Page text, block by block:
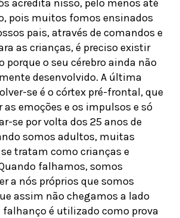
acredita nisso, pelo menos até
pois muitos fomos ensinados
pais, através de comandos e
as crianças, é preciso existir
o seu cérebro ainda não
desenvolvido. A última
se é o córtex pré-frontal, que
emoções e os impulsos e só
se por volta dos 25 anos de
somos adultos, muitas
tratam como crianças e
falhamos, somos
a nós próprios que somos
assim não chegamos a lado
falhanço é utilizado como prova